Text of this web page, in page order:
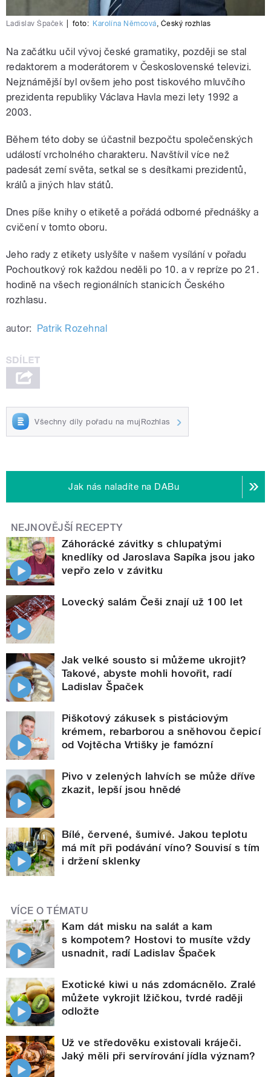
Ladislav Špaček foto: Karolína Němcová Český rozhlas
Na začátku učil vývoj české gramatiky, později se stal
redaktorem a moderátorem v Československé televizi.
Nejznámější byl ovšem jeho post tiskového mluvčího
prezidenta republiky Václava Havla mezi lety 1992 a
2003.
Během této doby se účastnil bezpočtu společenských
událostí vrcholného charakteru. Navštívil více než
padesát zemí světa, setkal se s desítkami prezidentů,
králů a jiných hlav států.
Dnes píše knihy o etiketě a pořádá odborné přednášky a
cvičení v tomto oboru.
Jeho rady z etikety uslyšíte v našem vysílání v pořadu
Pochoutkový rok každou neděli po 10. a v repríze po 21.
hodině na všech regionálních stanicích Českého
rozhlasu.
autor: Patrik Rozehnal
Všechny díly pořadu na mujRozhlas
Jak nás naladíte na DABu
NEJNOVĚJŠÍ RECEPTY
Záhorácké závitky s chlupatými
knedlíky od Jaroslava Sapíka jsou jako
vepřo zelo v závitku
Lovecký salám Češi znají už 100 let
Jak velké sousto si můžeme ukrojit?
Takové, abyste mohli hovořit, radí
Ladislav Špaček
Piškotový zákusek s pistáciovým
krémem, rebarborou a sněhovou čepicí
od Vojtěcha Vrtišky je famózní
Pivo v zelených lahvích se může dříve
zkazit, lepší jsou hnědé
Bílé, červené, šumivé. Jakou teplotu
má mít při podávání víno? Souvisí s tím
i držení sklenky
VÍCE O TÉMATU
Kam dát misku na salát a kam
s kompotem? Hostovi to musíte vždy
usnadnit, radí Ladislav Špaček
Exotické kiwi u nás zdomácnělo. Zralé
můžete vykrojit lžičkou, tvrdé raději
odložte
Už ve středověku existovali kráječi.
Jaký měli při servírování jídla význam?